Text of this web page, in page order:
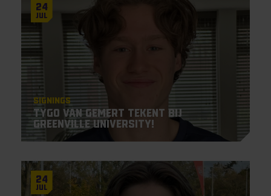
24
Jul
Signings
Tygo van Gemert tekent bij
Greenville University!
24
Jul